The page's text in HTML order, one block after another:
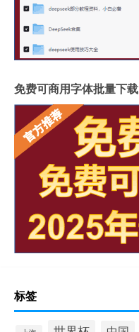
免费可商用字体批量下载
标签